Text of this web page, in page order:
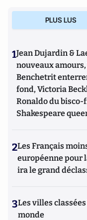
PLUS LUS
1Jean Dujardin &
nouveaux amours,
Benchetrit
fond, Victoria
Ronaldo du bisco-
Shakespeare
2Les Français
européenne pour
ira le grand
3Les villes
monde